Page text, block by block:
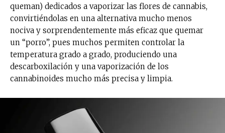
queman) dedicados a vaporizar las flores de cannabis,
convirtiéndolas en una alternativa mucho menos
nociva y sorprendentemente más eficaz que quemar
un “porro”, pues muchos permiten controlar la
temperatura grado a grado, produciendo una
descarboxilación y una vaporización de los
cannabinoides mucho más precisa y limpia.